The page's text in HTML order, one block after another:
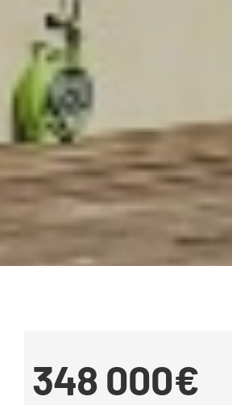
348 000€